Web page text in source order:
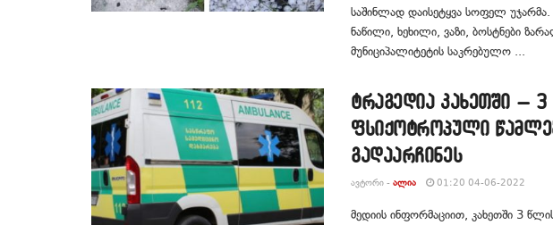
საშინლად დაისეტყვა სოფელ
ნაწილი, ხეხილი, ვაზი, ბოსტნები
მუნიციპალიტეტის საკრებულო ...
ტრაგედია კახეთში – 3
ფსიქოტროპული
გადაარჩინეს
ᲐᲕᲢᲝᲠᲘ - ᲐᲚᲘᲐ 01:20 04-06-2022
მედიის ინფორმაციით, კახეთში 3